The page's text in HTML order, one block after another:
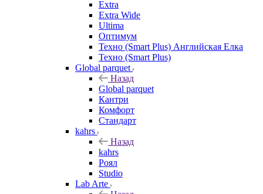
Extra
Extra Wide
Ultima
Оптимум
Техно (Smart Plus) Английская Елка
Техно (Smart Plus)
Global parquet
Назад
Global parquet
Кантри
Комфорт
Стандарт
kahrs
Назад
kahrs
Роял
Studio
Lab Arte